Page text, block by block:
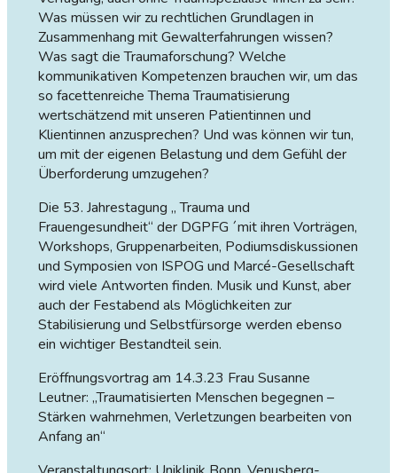
Was müssen wir zu rechtlichen Grundlagen in
Zusammenhang mit Gewalterfahrungen wissen?
Was sagt die Traumaforschung? Welche
kommunikativen Kompetenzen brauchen wir, um das
so facettenreiche Thema Traumatisierung
wertschätzend mit unseren Patientinnen und
Klientinnen anzusprechen? Und was können wir tun,
um mit der eigenen Belastung und dem Gefühl der
Überforderung umzugehen?
Die 53. Jahrestagung „ Trauma und
Frauengesundheit“ der DGPFG ´mit ihren Vorträgen,
Workshops, Gruppenarbeiten, Podiumsdiskussionen
und Symposien von ISPOG und Marcé-Gesellschaft
wird viele Antworten finden. Musik und Kunst, aber
auch der Festabend als Möglichkeiten zur
Stabilisierung und Selbstfürsorge werden ebenso
ein wichtiger Bestandteil sein.
Eröffnungsvortrag am 14.3.23 Frau Susanne
Leutner: „Traumatisierten Menschen begegnen –
Stärken wahrnehmen, Verletzungen bearbeiten von
Anfang an“